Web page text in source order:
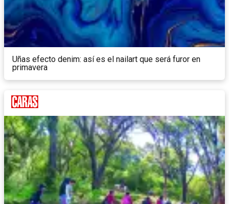
Uñas efecto denim: así es el nailart que será furor en
primavera